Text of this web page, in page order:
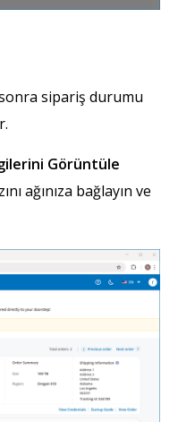
sonra sipariş durumu
Görüntüle
ağınıza bağlayın ve